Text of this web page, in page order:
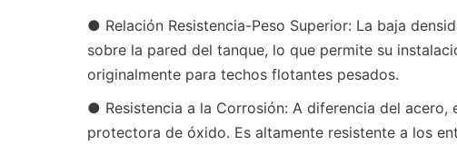
● Relación Resistencia-Peso Superior: La baja
sobre la pared del tanque, lo que permite su
originalmente para techos flotantes pesados.
● Resistencia a la Corrosión: A diferencia del acero,
protectora de óxido. Es altamente resistente a los